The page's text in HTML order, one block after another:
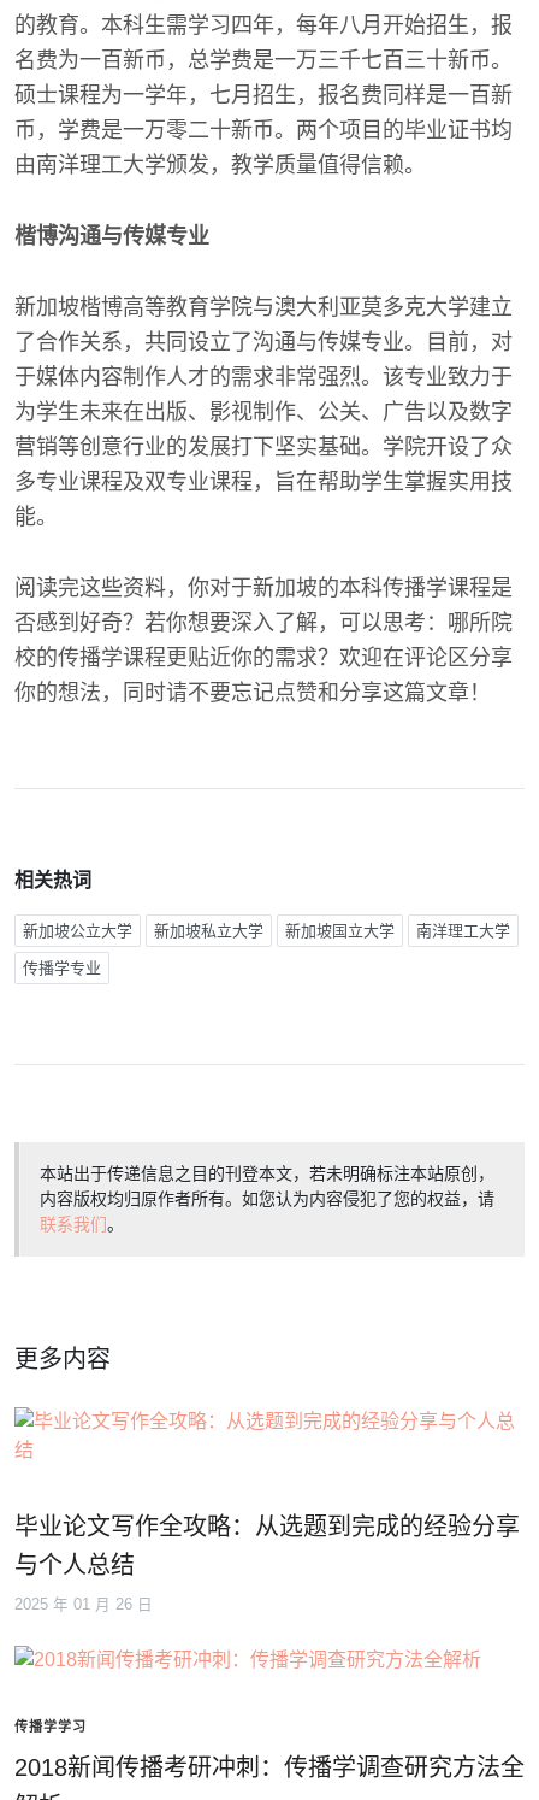
的教育。本科生需学习四年，每年八月开始招生，报
名费为一百新币，总学费是一万三千七百三十新币。
硕士课程为一学年，七月招生，报名费同样是一百新
币，学费是一万零二十新币。两个项目的毕业证书均
由南洋理工大学颁发，教学质量值得信赖。
楷博沟通与传媒专业
新加坡楷博高等教育学院与澳大利亚莫多克大学建立
了合作关系，共同设立了沟通与传媒专业。目前，对
于媒体内容制作人才的需求非常强烈。该专业致力于
为学生未来在出版、影视制作、公关、广告以及数字
营销等创意行业的发展打下坚实基础。学院开设了众
多专业课程及双专业课程，旨在帮助学生掌握实用技
能。
阅读完这些资料，你对于新加坡的本科传播学课程是
否感到好奇？若你想要深入了解，可以思考：哪所院
校的传播学课程更贴近你的需求？欢迎在评论区分享
你的想法，同时请不要忘记点赞和分享这篇文章！
相关热词
新加坡公立大学 新加坡私立大学 新加坡国立大学 南洋理工大学
传播学专业
本站出于传递信息之目的刊登本文，若未明确标注本站原创，
内容版权均归原作者所有。如您认为内容侵犯了您的权益，请
联系我们。
更多内容
毕业论文写作全攻略：从选题到完成的经验分享
与个人总结
2025 年 01 月 26 日
传播学学习
2018新闻传播考研冲刺：传播学调查研究方法全